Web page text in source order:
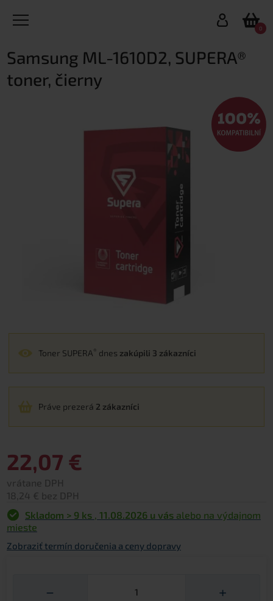
0
Samsung ML-1610D2, SUPERA®
toner, čierny
Toner SUPERA dnes zakúpili 3 zákazníci
Práve prezerá 2 zákazníci
22,07 €
vrátane DPH
18,24 € bez DPH
Skladom > 9 ks , 11.08.2026 u vás alebo na výdajnom
mieste
Zobraziť termín doručenia a ceny dopravy
− +